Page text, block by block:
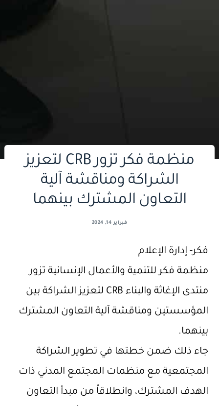
منظمة فكر تزور CRB لتعزيز
الشراكة ومناقشة آلية
التعاون المشترك بينهما
فبراير 14, 2024
فكر- إدارة الإعلام
منظمة فكر للتنمية والأعمال الإنسانية تزور
منتدى الإغاثة والبناء CRB لتعزيز الشراكة بين
المؤسستين ومناقشة آلية التعاون المشترك
بينهما.
جاء ذلك ضمن خطتها في تطوير الشراكة
المجتمعية مع منظمات المجتمع المدني ذات
الهدف المشترك، وانطلاقاً من مبدأ التعاون